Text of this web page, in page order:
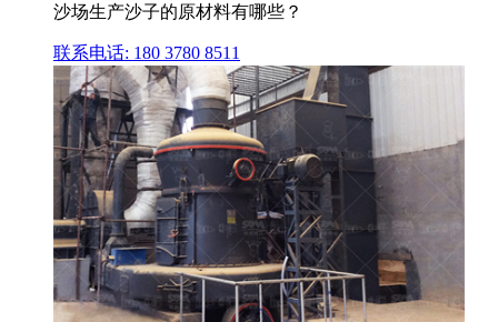
沙场生产沙子的原材料有哪些？
联系电话: 180 3780 8511